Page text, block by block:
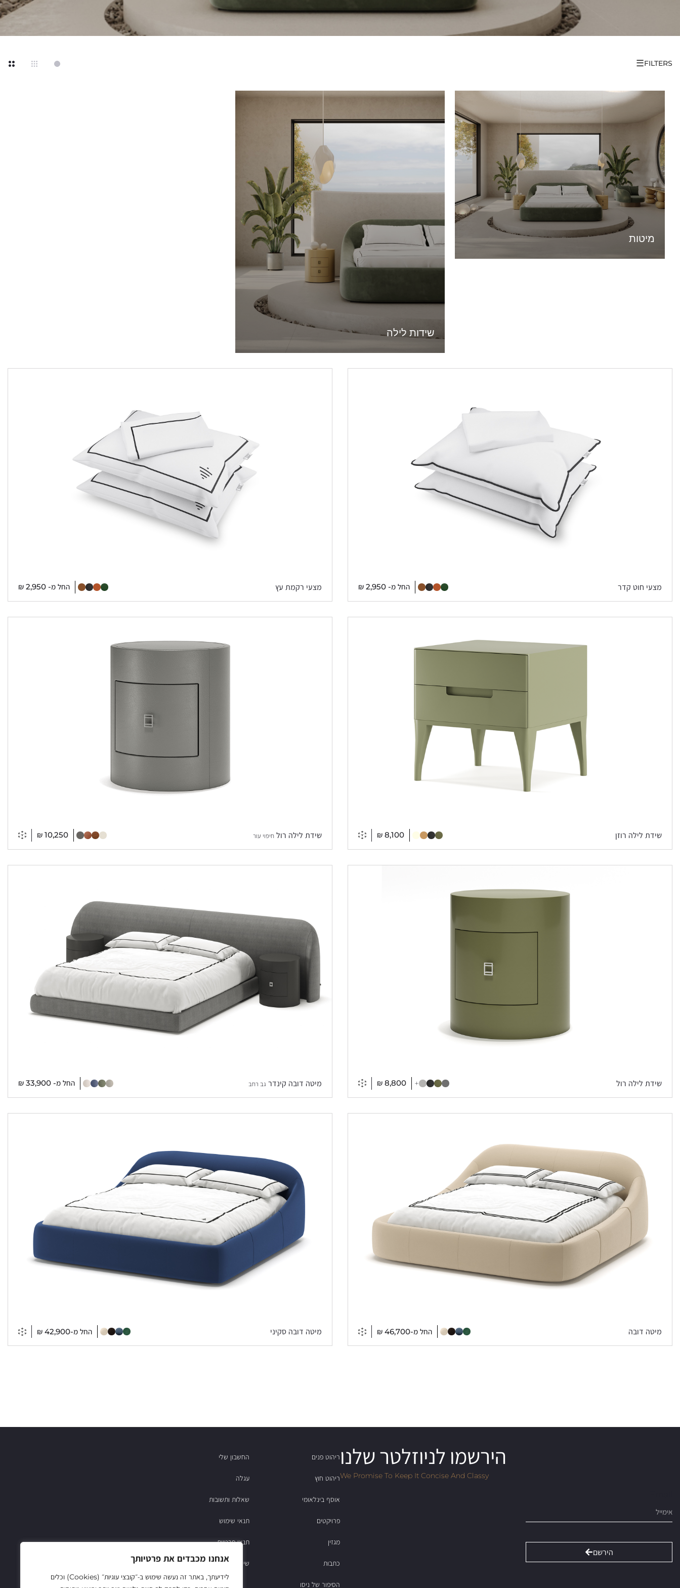
אנחנו מכבדים את פרטיותך
לידיעתך, באתר זה נעשה שימוש ב‑״קובצי עוגיות״ (Cookies) וכלים
FILTERS
☰
מיטות
שידות לילה
מצעי חוט קדר החל מ- 2,950
₪ מצעי רקמת עץ החל מ- 2,950
₪
שידת לילה רוזן 8,100
₪ שידת לילה רול חיפוי עור 10,250
₪
שידת לילה רול 8,800
₪ + מיטה דובה קינדר גב רחב החל מ- 33,900
₪
מיטה דובה החל מ-46,700
₪ מיטה דובה סקיני החל מ-42,900
₪
הירשמו לניוזלטר שלנו
We Promise To Keep It Concise And Classy
הירשם
ריהוט פנים
ריהוט חוץ
אוסף בינלאומי
פרויקטים
מגזין
כתבות
הסיפור של ניסו
החשבון שלי
עגלה
שאלות ותשובות
תנאי שימוש
תנאי פרטיות
שירות לקוחות: 03-6837822